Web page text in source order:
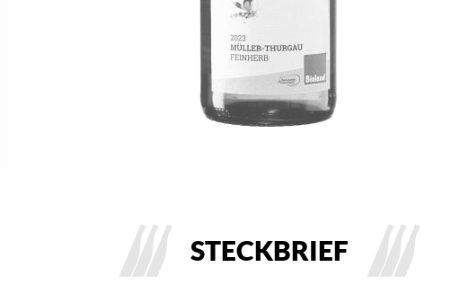
STECKBRIEF